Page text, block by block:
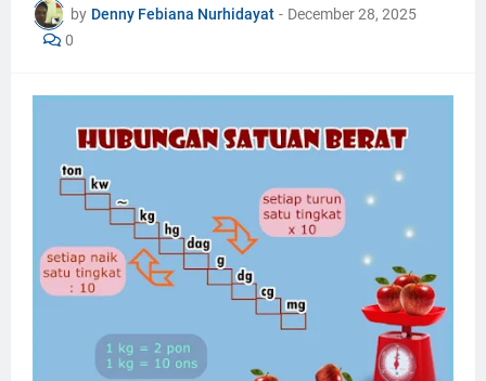
by Denny Febiana Nurhidayat - December 28, 2025
0